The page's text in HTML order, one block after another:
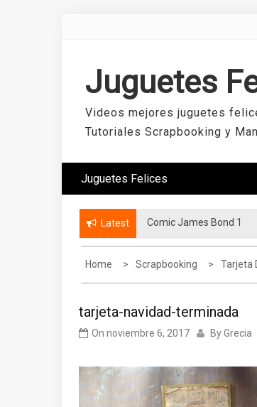
Juguetes
Videos mejores juguetes
Tutoriales Scrapbooking y
Juguetes Felices
Latest Comic James Bond 1
Home Scrapbooking Tarjeta
tarjeta-navidad-terminada
On noviembre 6, 2017 ByGrecia